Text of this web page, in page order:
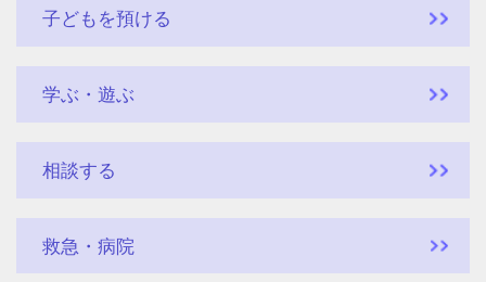
子どもを預ける
学ぶ・遊ぶ
相談する
救急・病院